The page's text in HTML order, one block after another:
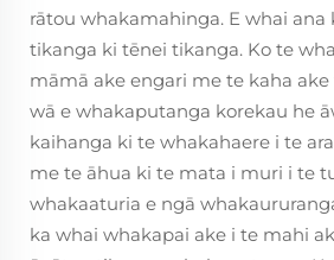
rātou whakamahinga. E whai ana
tikanga ki tēnei tikanga. Ko te
māmā ake engari me te kaha
wā e whakaputanga korekau he
kaihanga ki te whakahaere i te
me te āhua ki te mata i muri i te
whakaaturia e ngā
ka whai whakapai ake i te mahi